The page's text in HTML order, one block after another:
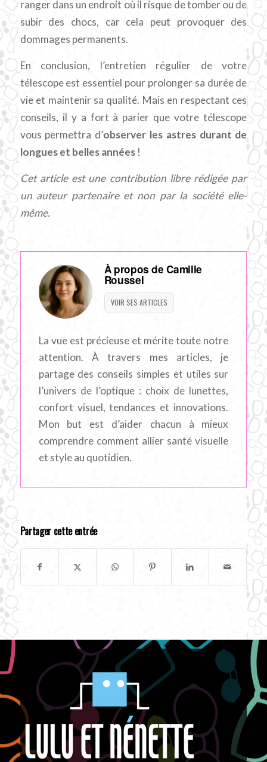
ranger dans un endroit où il risque de tomber ou de
subir des chocs, car cela peut provoquer des
dommages permanents.
En conclusion, l’entretien régulier de votre
télescope est essentiel pour prolonger sa durée de
vie et maintenir sa qualité. Mais en respectant ces
conseils, il y a fort à parier que votre télescope
vous permettra d’observer les astres durant de
longues et belles années!
Cet article est une contribution libre rédigée par
un auteur partenaire et non par la société elle-
même.
À propos de Camille
Roussel
VOIR SES ARTICLES
La vue est précieuse et mérite toute notre
attention. À travers mes articles, je
partage des conseils simples et utiles sur
l’univers de l’optique : choix de lunettes,
confort visuel, tendances et innovations.
Mon but est d’aider chacun à mieux
comprendre comment allier santé visuelle
et style au quotidien.
Partager cette entrée